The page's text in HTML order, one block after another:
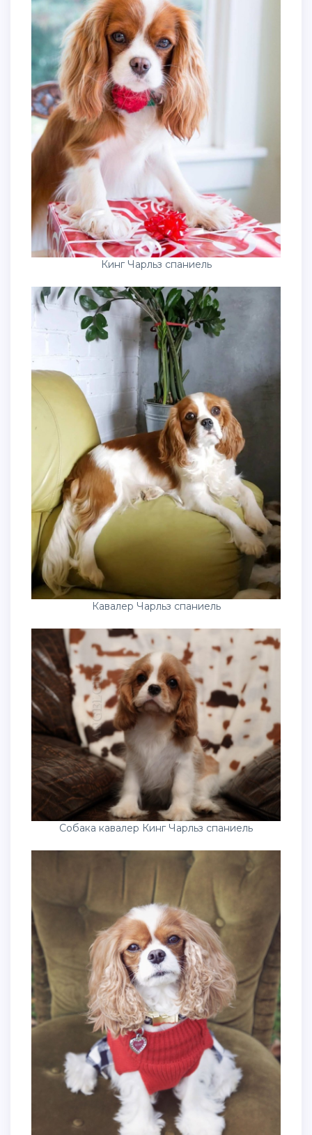
Кинг Чарльз спаниель
Кавалер Чарльз спаниель
Собака кавалер Кинг Чарльз спаниель